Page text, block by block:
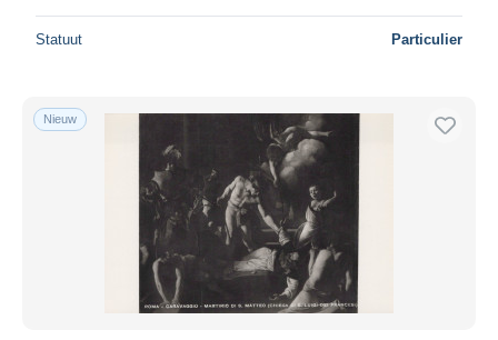
Statuut Particulier
Nieuw